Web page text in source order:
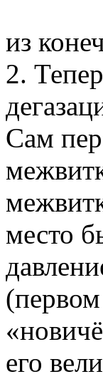
из
2.
Сам
место
его